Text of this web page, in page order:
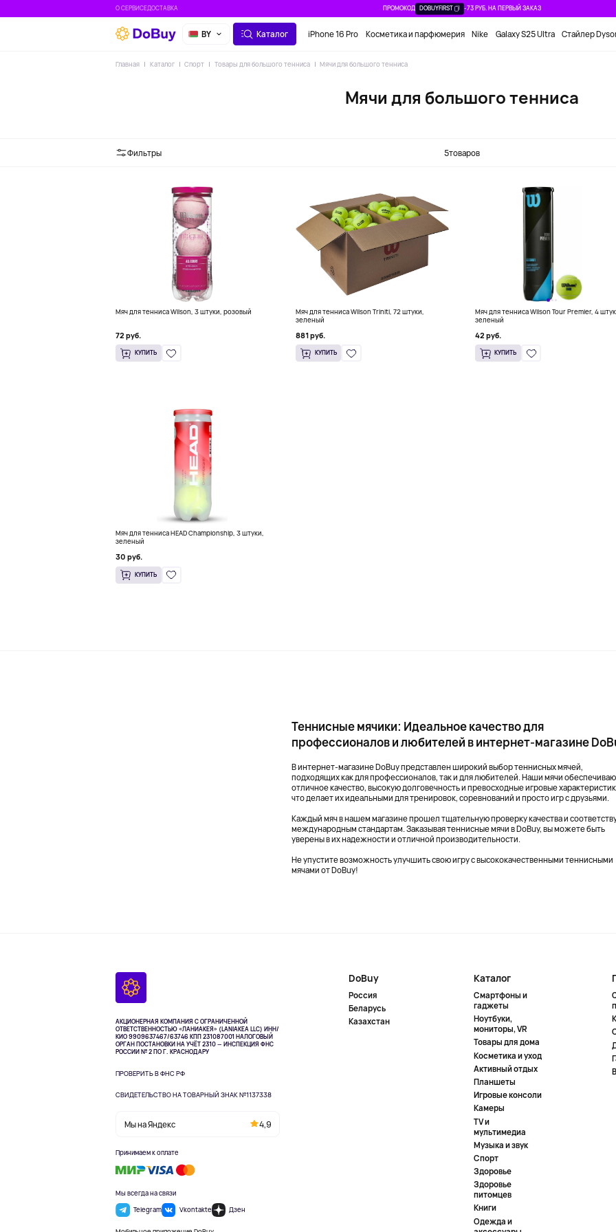
О СЕРВИСЕДОСТАВКА ПРОМОКОД DOBUYFIRST -73 РУБ. НА ПЕРВЫЙ ЗАКАЗ
BY Каталог iPhone 16 Pro Косметика и парфюмерия Nike Galaxy S25 Ultra Стайлер
Главная Каталог Спорт Товары для большого тенниса Мячи для большого тенниса
Мячи для большого тенниса
Фильтры 5товаров
Мяч для тенниса Wilson, 3 штуки, розовый
72 руб.
КУПИТЬ
Мяч для тенниса Wilson Triniti, 72 штуки,
зеленый
881 руб.
КУПИТЬ
Мяч для тенниса Wilson Tour Premier, 4
зеленый
42 руб.
КУПИТЬ
Мяч для тенниса HEAD Championship, 3 штуки,
зеленый
30 руб.
КУПИТЬ
Теннисные мячики: Идеальное качество для
профессионалов и любителей в интернет-магазине
В интернет-магазине DoBuy представлен широкий выбор теннисных мячей,
подходящих как для профессионалов, так и для любителей. Наши мячи
отличное качество, высокую долговечность и превосходные игровые
что делает их идеальными для тренировок, соревнований и просто игр с друзьями.
Каждый мяч в нашем магазине прошел тщательную проверку качества и
международным стандартам. Заказывая теннисные мячи в DoBuy, вы можете быть
уверены в их надежности и отличной производительности.
Не упустите возможность улучшить свою игру с высококачественными теннисными
мячами от DoBuy!
АКЦИОНЕРНАЯ КОМПАНИЯ С ОГРАНИЧЕННОЙ
ОТВЕТСТВЕННОСТЬЮ «ЛАНИАКЕЯ» (LANIAKEA LLC) ИНН/
КИО 9909637467/63746 КПП 231087001НАЛОГОВЫЙ
ОРГАН ПОСТАНОВКИ НА УЧЁТ 2310 — ИНСПЕКЦИЯ ФНС
РОССИИ № 2 ПО Г. КРАСНОДАРУ
ПРОВЕРИТЬ В ФНС РФ
СВИДЕТЕЛЬСТВО НА ТОВАРНЫЙ ЗНАК №1137338
Мы на Яндекс 4,9
Принимаем к оплате
Мы всегда на связи
Telegram
Vkontakte Дзен
DoBuy
Россия
Беларусь
Казахстан
Каталог
Смартфоны и
гаджеты
Ноутбуки,
мониторы, VR
Товары для дома
Косметика и уход
Активный отдых
Планшеты
Игровые консоли
Камеры
TV и
мультимедиа
Музыка и звук
Спорт
Здоровье
Здоровье
питомцев
Книги
Одежда и